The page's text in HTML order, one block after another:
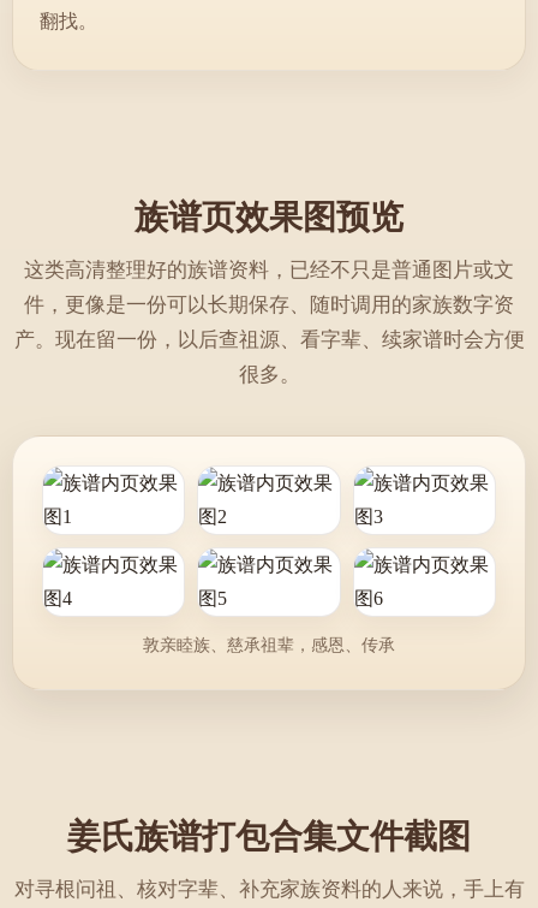
翻找。
族谱页效果图预览
这类高清整理好的族谱资料，已经不只是普通图片或文
件，更像是一份可以长期保存、随时调用的家族数字资
产。现在留一份，以后查祖源、看字辈、续家谱时会方便
很多。
敦亲睦族、慈承祖辈，感恩、传承
姜氏族谱打包合集文件截图
对寻根问祖、核对字辈、补充家族资料的人来说，手上有